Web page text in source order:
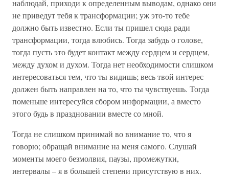
наблюдай, приходи к определенным выводам, однако они
не приведут тебя к трансформации; уж это-то тебе
должно быть известно. Если ты пришел сюда ради
трансформации, тогда влюбись. Тогда забудь о голове,
тогда пусть это будет контакт между сердцем и сердцем,
между духом и духом. Тогда нет необходимости слишком
интересоваться тем, что ты видишь; весь твой интерес
должен быть направлен на то, что ты чувствуешь. Тогда
поменьше интересуйся сбором информации, а вместо
этого будь в праздновании вместе со мной.
Тогда не слишком принимай во внимание то, что я
говорю; обращай внимание на меня самого. Слушай
моменты моего безмолвия, паузы, промежутки,
интервалы – я в большей степени присутствую в них.